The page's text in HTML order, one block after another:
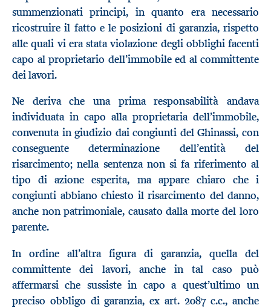
summenzionati principi, in quanto era necessario
ricostruire il fatto e le posizioni di garanzia, rispetto
alle quali vi era stata violazione degli obblighi facenti
capo al proprietario dell’immobile ed al committente
dei lavori.
Ne deriva che una prima responsabilità andava
individuata in capo alla proprietaria dell’immobile,
convenuta in giudizio dai congiunti del Ghinassi, con
conseguente determinazione dell’entità del
risarcimento; nella sentenza non si fa riferimento al
tipo di azione esperita, ma appare chiaro che i
congiunti abbiano chiesto il risarcimento del danno,
anche non patrimoniale, causato dalla morte del loro
parente.
In ordine all’altra figura di garanzia, quella del
committente dei lavori, anche in tal caso può
affermarsi che sussiste in capo a quest’ultimo un
preciso obbligo di garanzia, ex art. 2087 c.c., anche